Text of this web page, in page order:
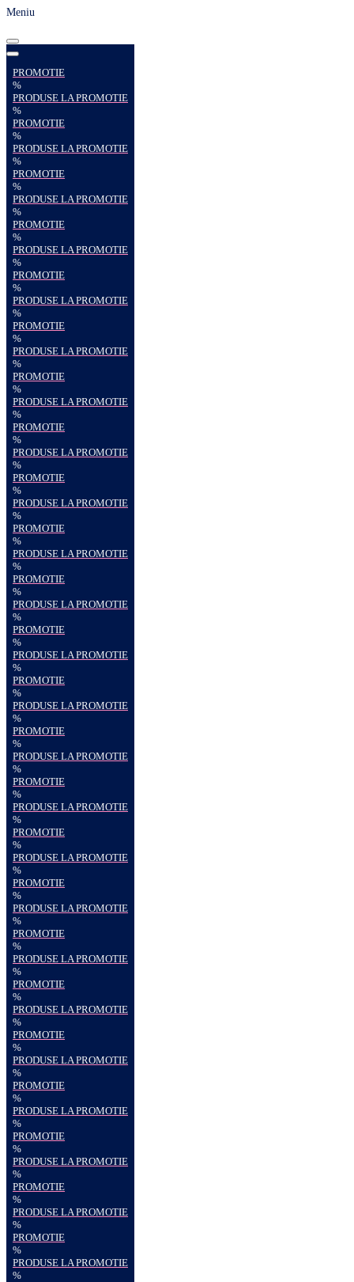
Meniu
PROMOTIE
%
PRODUSE LA PROMOTIE
%
PROMOTIE
%
PRODUSE LA PROMOTIE
%
PROMOTIE
%
PRODUSE LA PROMOTIE
%
PROMOTIE
%
PRODUSE LA PROMOTIE
%
PROMOTIE
%
PRODUSE LA PROMOTIE
%
PROMOTIE
%
PRODUSE LA PROMOTIE
%
PROMOTIE
%
PRODUSE LA PROMOTIE
%
PROMOTIE
%
PRODUSE LA PROMOTIE
%
PROMOTIE
%
PRODUSE LA PROMOTIE
%
PROMOTIE
%
PRODUSE LA PROMOTIE
%
PROMOTIE
%
PRODUSE LA PROMOTIE
%
PROMOTIE
%
PRODUSE LA PROMOTIE
%
PROMOTIE
%
PRODUSE LA PROMOTIE
%
PROMOTIE
%
PRODUSE LA PROMOTIE
%
PROMOTIE
%
PRODUSE LA PROMOTIE
%
PROMOTIE
%
PRODUSE LA PROMOTIE
%
PROMOTIE
%
PRODUSE LA PROMOTIE
%
PROMOTIE
%
PRODUSE LA PROMOTIE
%
PROMOTIE
%
PRODUSE LA PROMOTIE
%
PROMOTIE
%
PRODUSE LA PROMOTIE
%
PROMOTIE
%
PRODUSE LA PROMOTIE
%
PROMOTIE
%
PRODUSE LA PROMOTIE
%
PROMOTIE
%
PRODUSE LA PROMOTIE
%
PROMOTIE
%
PRODUSE LA PROMOTIE
%